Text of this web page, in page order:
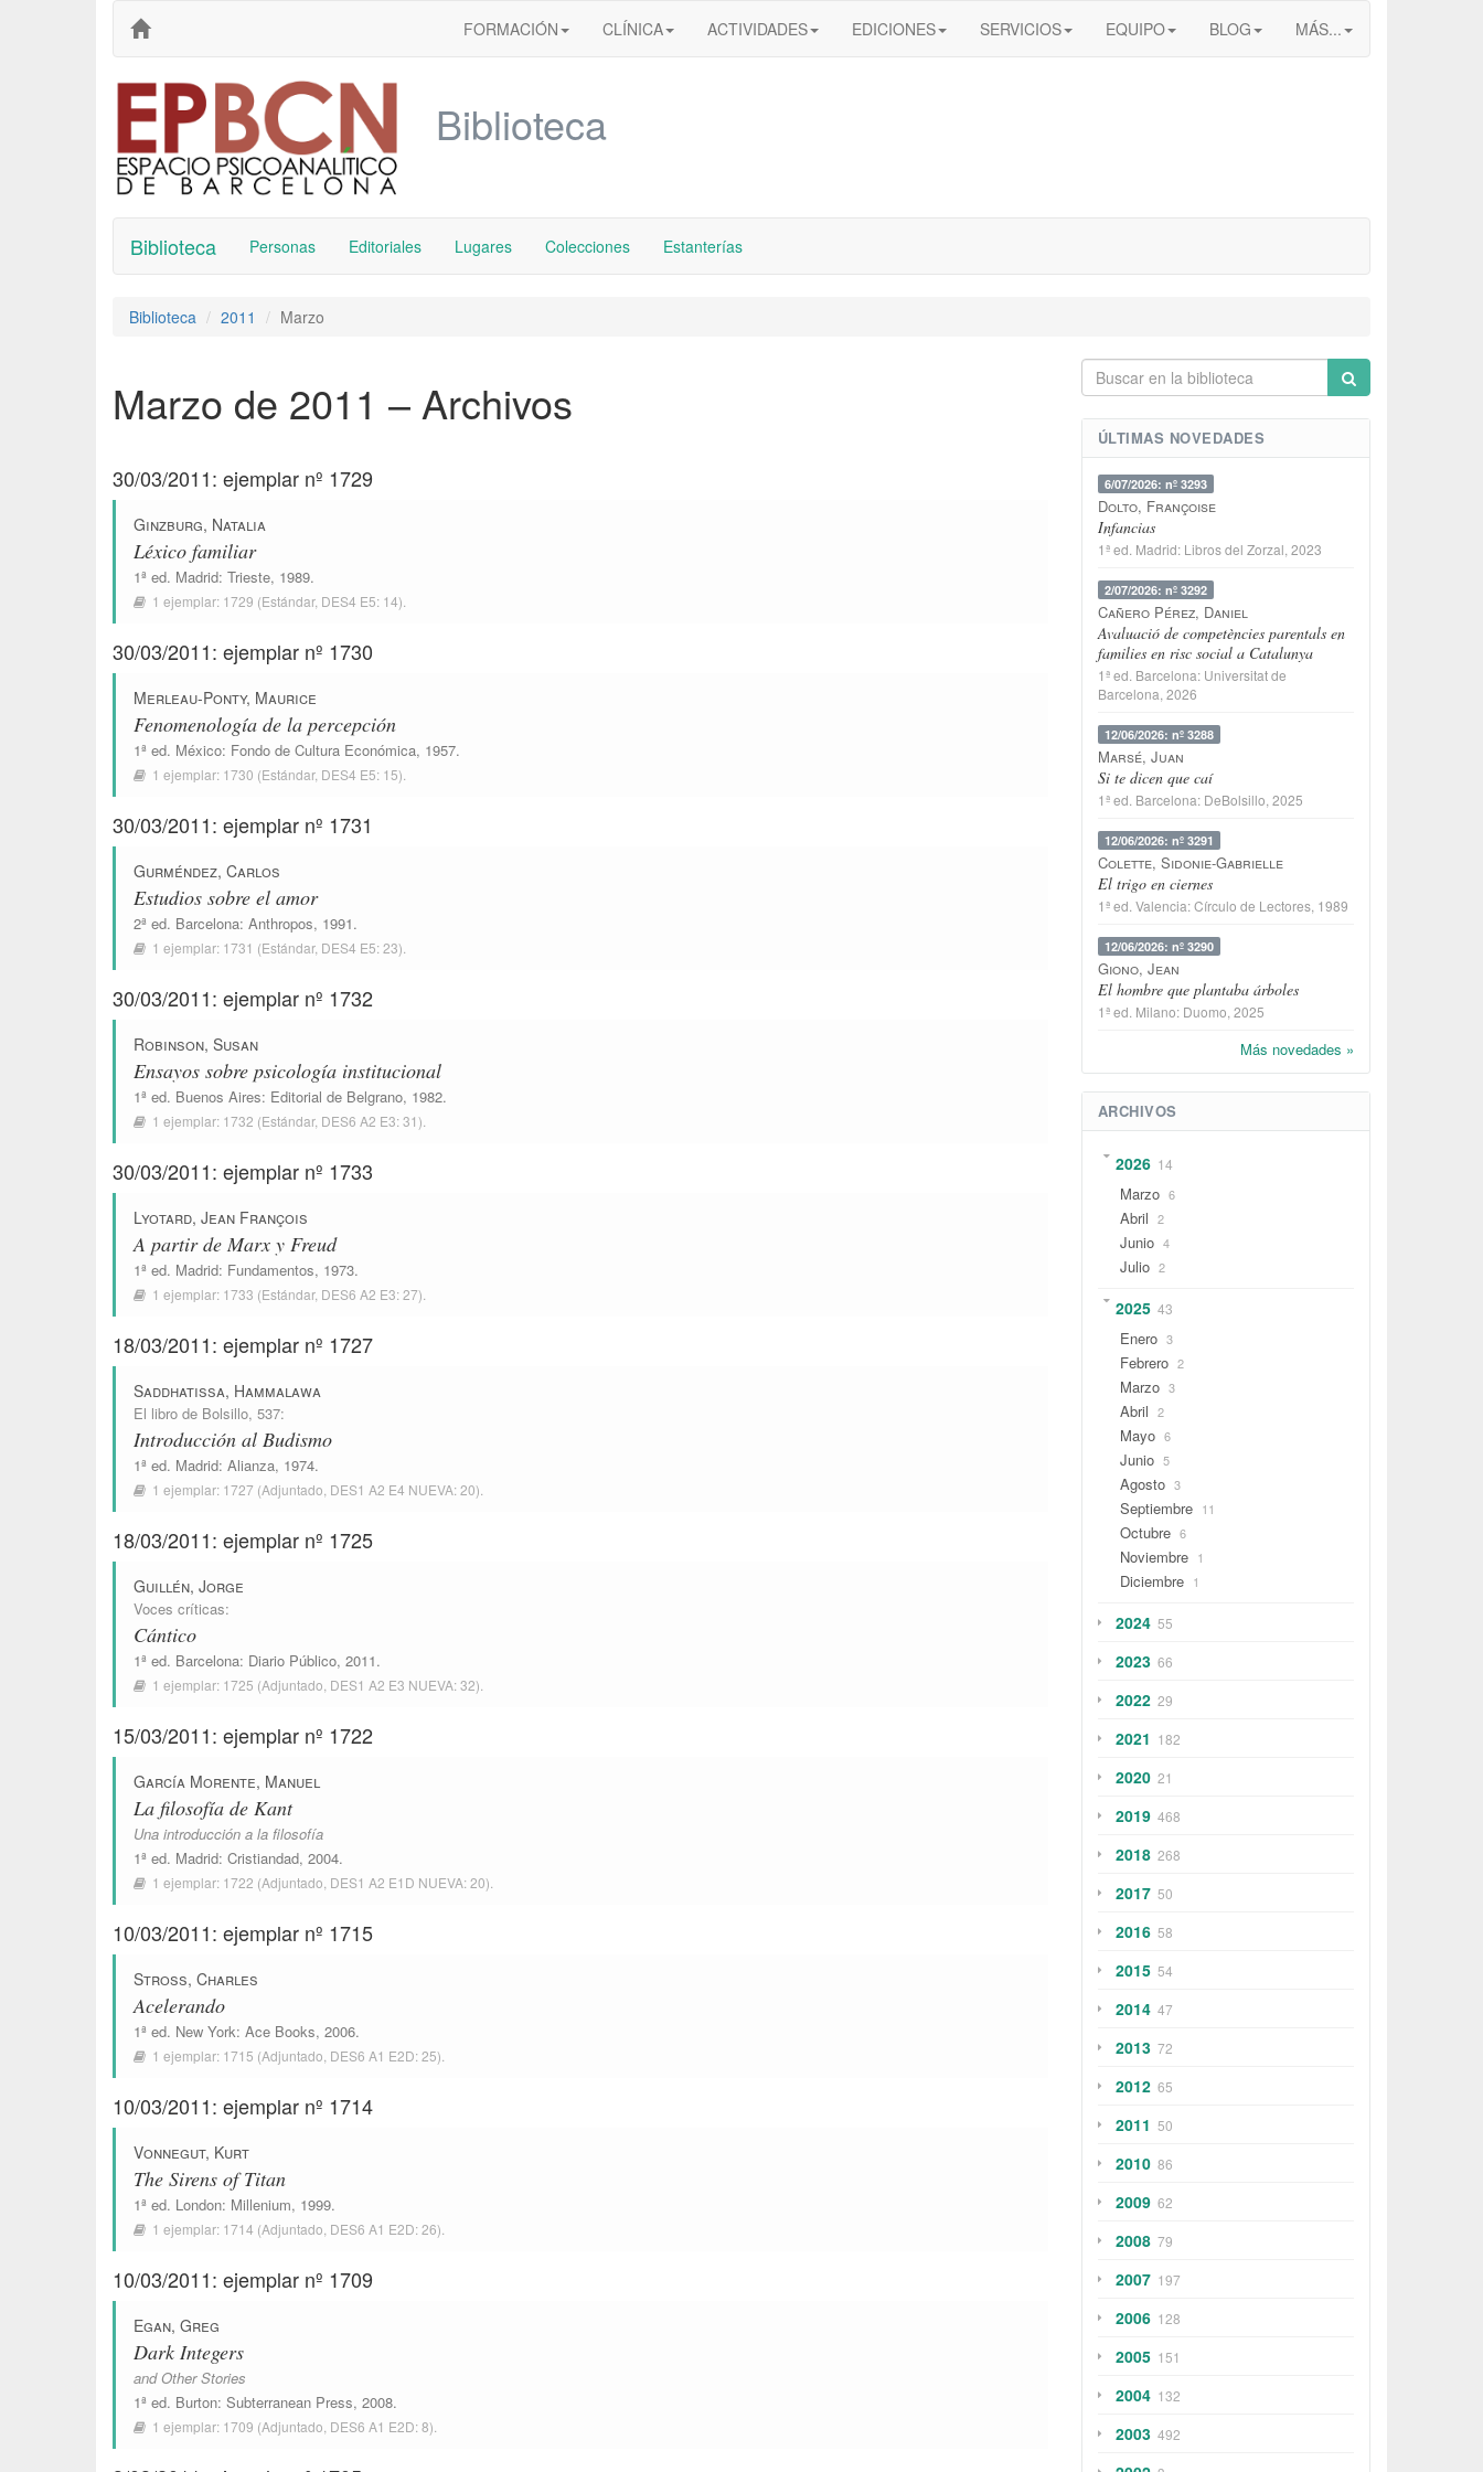
FORMACIÓN CLÍNICA ACTIVIDADES EDICIONES SERVICIOS EQUIPO BLOG MÁS...
Biblioteca
Biblioteca Personas Editoriales Lugares Colecciones Estanterías
Biblioteca 2011 Marzo
Marzo de 2011 – Archivos
30/03/2011: ejemplar nº 1729
Ginzburg, Natalia
Léxico familiar
1ª ed. Madrid: Trieste, 1989.
1 ejemplar: 1729 (Estándar, DES4 E5: 14).
30/03/2011: ejemplar nº 1730
Merleau-Ponty, Maurice
Fenomenología de la percepción
1ª ed. México: Fondo de Cultura Económica, 1957.
1 ejemplar: 1730 (Estándar, DES4 E5: 15).
30/03/2011: ejemplar nº 1731
Gurméndez, Carlos
Estudios sobre el amor
2ª ed. Barcelona: Anthropos, 1991.
1 ejemplar: 1731 (Estándar, DES4 E5: 23).
30/03/2011: ejemplar nº 1732
Robinson, Susan
Ensayos sobre psicología institucional
1ª ed. Buenos Aires: Editorial de Belgrano, 1982.
1 ejemplar: 1732 (Estándar, DES6 A2 E3: 31).
30/03/2011: ejemplar nº 1733
Lyotard, Jean François
A partir de Marx y Freud
1ª ed. Madrid: Fundamentos, 1973.
1 ejemplar: 1733 (Estándar, DES6 A2 E3: 27).
18/03/2011: ejemplar nº 1727
Saddhatissa, Hammalawa
El libro de Bolsillo, 537:
Introducción al Budismo
1ª ed. Madrid: Alianza, 1974.
1 ejemplar: 1727 (Adjuntado, DES1 A2 E4 NUEVA: 20).
18/03/2011: ejemplar nº 1725
Guillén, Jorge
Voces críticas:
Cántico
1ª ed. Barcelona: Diario Público, 2011.
1 ejemplar: 1725 (Adjuntado, DES1 A2 E3 NUEVA: 32).
15/03/2011: ejemplar nº 1722
García Morente, Manuel
La filosofía de Kant
Una introducción a la filosofía
1ª ed. Madrid: Cristiandad, 2004.
1 ejemplar: 1722 (Adjuntado, DES1 A2 E1D NUEVA: 20).
10/03/2011: ejemplar nº 1715
Stross, Charles
Acelerando
1ª ed. New York: Ace Books, 2006.
1 ejemplar: 1715 (Adjuntado, DES6 A1 E2D: 25).
10/03/2011: ejemplar nº 1714
Vonnegut, Kurt
The Sirens of Titan
1ª ed. London: Millenium, 1999.
1 ejemplar: 1714 (Adjuntado, DES6 A1 E2D: 26).
10/03/2011: ejemplar nº 1709
Egan, Greg
Dark Integers
and Other Stories
1ª ed. Burton: Subterranean Press, 2008.
1 ejemplar: 1709 (Adjuntado, DES6 A1 E2D: 8).
ÚLTIMAS NOVEDADES
6/07/2026: nº 3293
Dolto, Françoise
Infancias
1ª ed. Madrid: Libros del Zorzal , 2023
2/07/2026: nº 3292
Cañero Pérez, Daniel
Avaluació de competències parentals en
families en risc social a Catalunya
1ª ed. Barcelona: Universitat de
Barcelona , 2026
12/06/2026: nº 3288
Marsé, Juan
Si te dicen que caí
1ª ed. Barcelona: DeBolsillo , 2025
12/06/2026: nº 3291
Colette, Sidonie-Gabrielle
El trigo en ciernes
1ª ed. Valencia:Círculo de Lectores, 1989
12/06/2026: nº 3290
Giono, Jean
El hombre que plantaba árboles
1ª ed. Milano: Duomo , 2025
Más novedades »
ARCHIVOS
2026 14
Marzo 6
Abril 2
Junio 4
Julio 2
2025 43
Enero 3
Febrero 2
Marzo 3
Abril 2
Mayo 6
Junio 5
Agosto 3
Septiembre 11
Octubre 6
Noviembre 1
Diciembre 1
2024 55
2023 66
2022 29
2021 182
2020 21
2019 468
2018 268
2017 50
2016 58
2015 54
2014 47
2013 72
2012 65
2011 50
2010 86
2009 62
2008 79
2007 197
2006 128
2005 151
2004 132
2003 492